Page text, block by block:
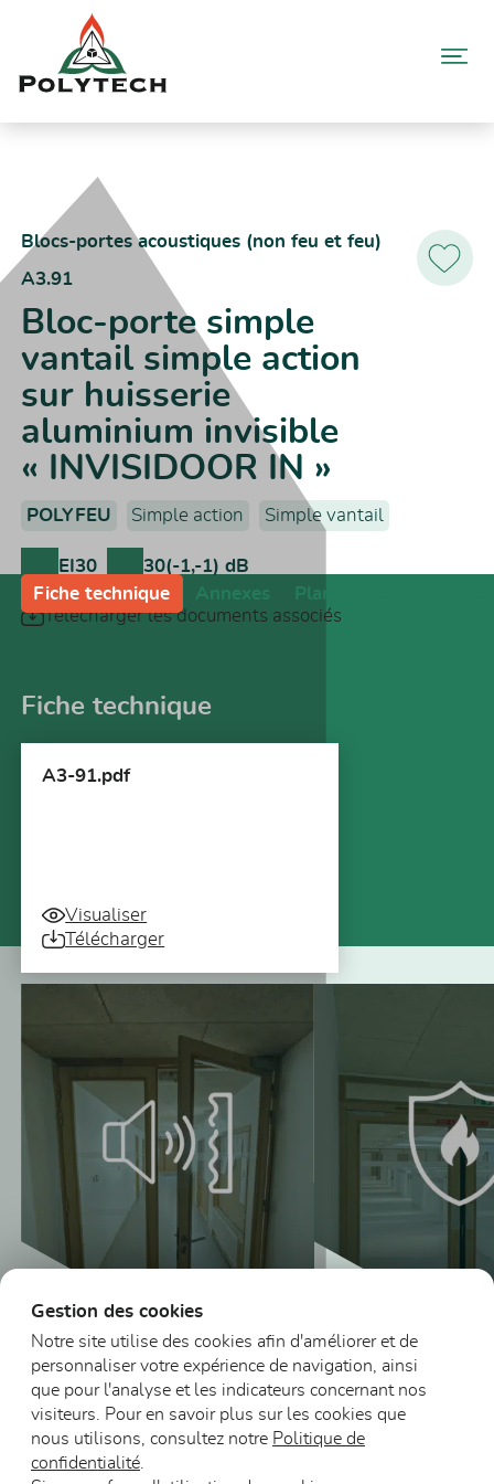
contenu
aluminium invisible « INVISIDOOR IN »
Ajoutez
Blocs-portes acoustiques (non feu et feu)
A3.91
Bloc-porte simple
vantail simple action
sur huisserie
aluminium invisible
« INVISIDOOR IN »
POLYFEU Simple action Simple vantail
EI30 30(-1,-1) dB
Télécharger les documents associés
Fiche technique Annexes Plans
Fiche technique
A3-91.pdf
Visualiser
Télécharger
Blocs-portes vitrés
en bois acoustiques
Blocs-portes
en bois
feu
Gestion des cookies
Notre site utilise des cookies afin d'améliorer et de
personnaliser votre expérience de navigation, ainsi
que pour l'analyse et les indicateurs concernant nos
visiteurs. Pour en savoir plus sur les cookies que
nous utilisons, consultez notre Politique de
confidentialité